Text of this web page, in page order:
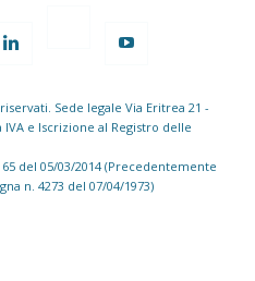
Sede legale Via Eritrea 21 -
e Iscrizione al Registro delle
del 05/03/2014 (Precedentemente
n. 4273 del 07/04/1973)